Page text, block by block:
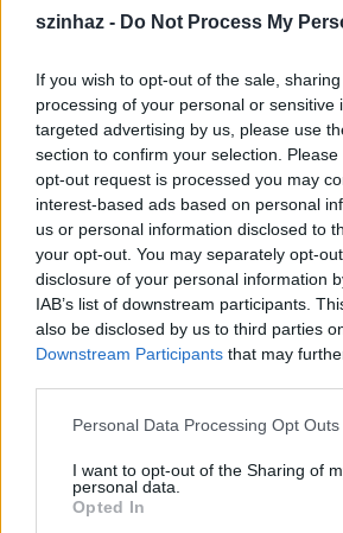
szinhaz - Do Not Process My
If you wish to opt-out of the sale,
processing of your personal or sensitive
targeted advertising by us, please use
section to confirm your selection.
opt-out request is processed you may
interest-based ads based on personal
us or personal information disclosed to
your opt-out. You may separately opt-
disclosure of your personal information
IAB’s list of downstream participants.
also be disclosed by us to third parties
Downstream Participants that may
Please note that this website/app uses
not limited to your visit or usage
grant or deny consent to Google and its
use your data for below specified
Personal Data Processing Opt Outs
I want to opt-out of the Sharing of
personal data.
Opted In
szereplőt, Nagyistván Erikát és
- Milyen ennek a szemlének a
- Talán nem túlzás, ha azt
alternatív színházak színe-java
budapesti helyszínen zajlik, ha jól
ötvenkét előadás szerepel a
résztvevő együttesek zöme
érkezett vidékről.
- Milyen színház az RS9, ahol
- Igazi színház öltözőkkel, büfével,
függetlenített munkatárssal. A
férnek el. Kiváló lehetőséget nyújt
alternatív színházi előadásokra.
és a közönség is szavazhat a
30-i záróesten adják ki a díjakat,
közönség díját.
- Elmennek a záróestre?